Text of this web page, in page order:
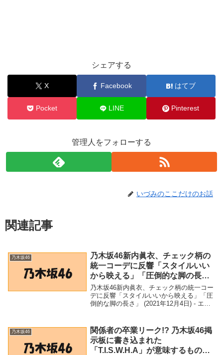
シェアする
X Facebook はてブ
Pocket LINE Pinterest
管理人をフォローする
いづみのここだけのお話
関連記事
乃木坂46
乃木坂46新内眞衣、チェック柄の
統一コーデに反響「スタイルいい
から映える」「圧倒的な脚の長
さ」 (2021年12月4日) – エキサイ
トニュース
乃木坂46新内眞衣、チェック柄の統一コー
デに反響「スタイルいいから映える」「圧
倒的な脚の長さ」 (2021年12月4日) - エキ
反響「スタイルいいから映える」...
乃木坂46
関係者の卒業リーク!? 乃木坂46掲
示板に書き込まれた
「T.I.S.W.H.A」が意味するもの｜